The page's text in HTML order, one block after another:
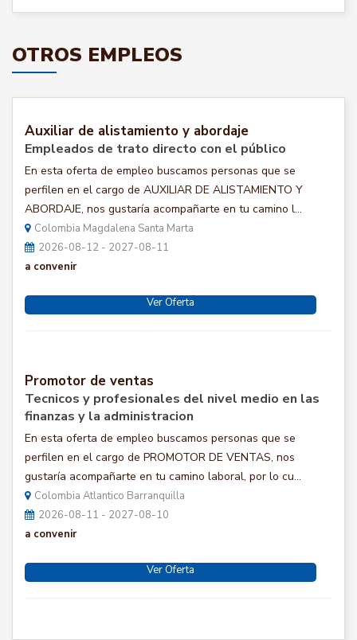
OTROS EMPLEOS
Auxiliar de alistamiento y abordaje
Empleados de trato directo con el público
En esta oferta de empleo buscamos personas que se
perfilen en el cargo de AUXILIAR DE ALISTAMIENTO Y
ABORDAJE, nos gustaría acompañarte en tu camino l...
Colombia Magdalena Santa Marta
2026-08-12 - 2027-08-11
a convenir
Ver Oferta
Promotor de ventas
Tecnicos y profesionales del nivel medio en las
finanzas y la administracion
En esta oferta de empleo buscamos personas que se
perfilen en el cargo de PROMOTOR DE VENTAS, nos
gustaría acompañarte en tu camino laboral, por lo cu...
Colombia Atlantico Barranquilla
2026-08-11 - 2027-08-10
a convenir
Ver Oferta